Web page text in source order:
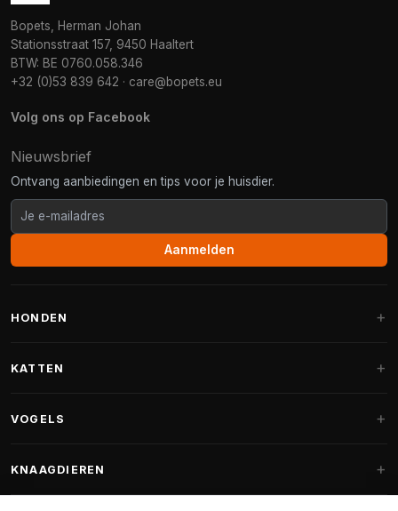
Bopets, Herman Johan
Stationsstraat 157, 9450 Haaltert
BTW: BE 0760.058.346
+32 (0)53 839 642 · care@bopets.eu
Volg ons op Facebook
Nieuwsbrief
Ontvang aanbiedingen en tips voor je huisdier.
Aanmelden
HONDEN
Fantail hondenmanden
KATTEN
Krabpalen voor Maine Coon
VOGELS
Vogelvoer binnenvogels
KNAAGDIEREN